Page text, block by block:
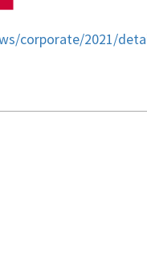
corporate/2021/